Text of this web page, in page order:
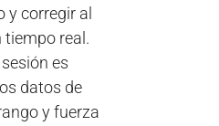
y corregir al
tiempo real.
es
datos de
y fuerza